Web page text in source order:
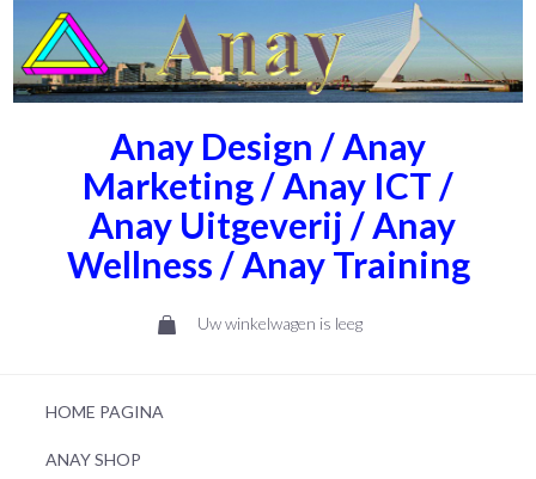
Anay Design / Anay
Marketing / Anay ICT /
Anay Uitgeverij / Anay
Wellness / Anay Training
Uw winkelwagen is leeg
HOME PAGINA
ANAY SHOP